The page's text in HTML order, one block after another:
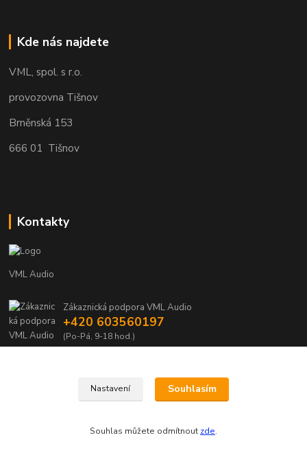
Kde nás najdete
VML, spol. s r.o.
provozovna Tišnov
Brněnská 153
666 01 Tišnov
Kontakty
VML Audio
Zákaznická podpora VML Audio
+420 603560197
(Po-Pá, 9-18 hod.)
Nastavení Souhlasím
Souhlas můžete odmítnout zde.